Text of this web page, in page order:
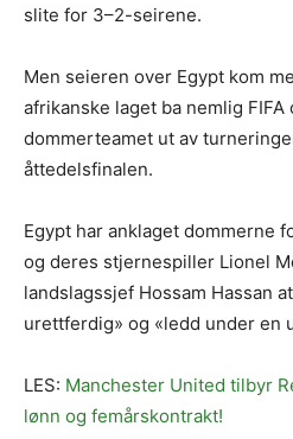
slite for 3–2-seirene.
Men seieren over Egypt kom
afrikanske laget ba nemlig FIFA
dommerteamet ut av
åttedelsfinalen.
Egypt har anklaget dommerne
og deres stjernespiller Lionel
landslagssjef Hossam Hassan
urettferdig» og «ledd under en
LES: Manchester United tilbyr
lønn og femårskontrakt!